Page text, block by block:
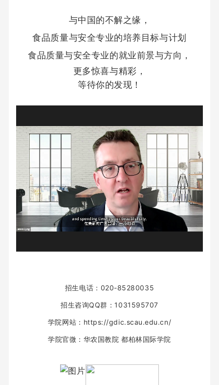
与中国的不解之缘，
食品质量与安全专业的培养目标与计划
食品质量与安全专业的就业前景与方向，
更多惊喜与精彩，
等待你的发现！
招生电话：020-85280035
招生咨询QQ群：1031595707
学院网站：https://gdic.scau.edu.cn/
学院官微： 华农国教院 都柏林国际学院